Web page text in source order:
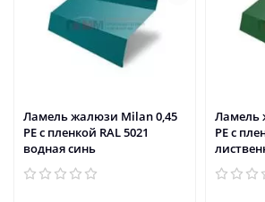
Ламель жалюзи Milan 0,45
PE с пленкой RAL 5021
водная синь
Ламель
PE с